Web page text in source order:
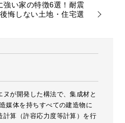
強い家の特徴6選！耐震
悔しない土地・住宅選
が開発した構法で、集成材と
媒体を持ちすべての建造物に
計算（許容応力度等計算）を行